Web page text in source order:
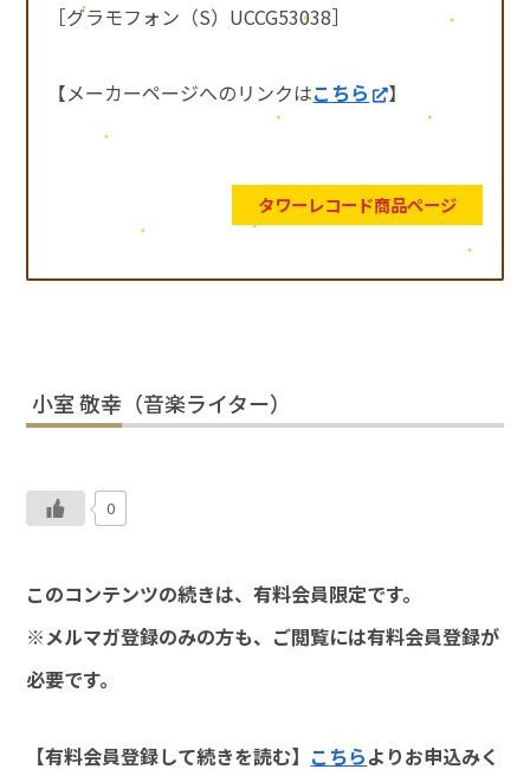
［グラモフォン（S）UCCG53038］
【メーカーページへのリンクはこちら 】
タワーレコード商品ページ
小室 敬幸（音楽ライター）
0
このコンテンツの続きは、有料会員限定です。
※メルマガ登録のみの方も、ご閲覧には有料会員登録が
必要です。
【有料会員登録して続きを読む】 こちらよりお申込みく